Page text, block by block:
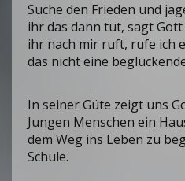
Suche den Frieden und
ihr das dann tut, sagt
ihr nach mir ruft, rufe ich
das nicht eine
In seiner Güte zeigt uns
Jungen Menschen ein
dem Weg ins Leben zu
Schule.